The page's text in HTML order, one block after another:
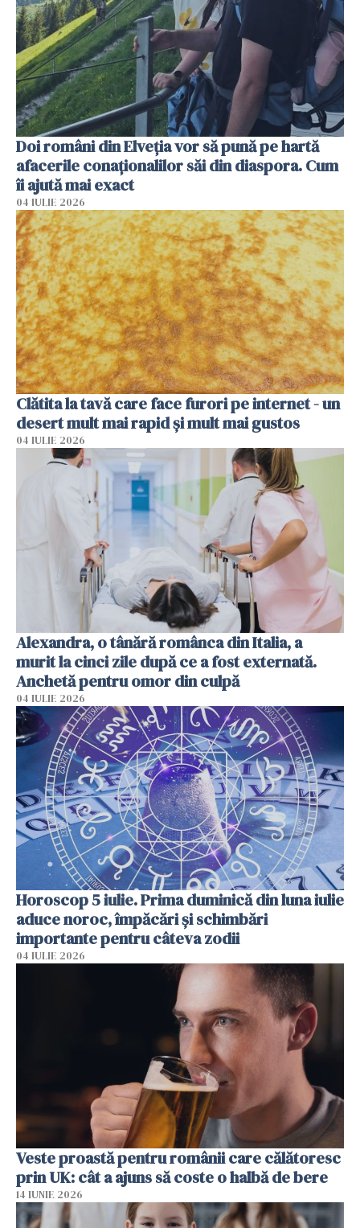
Doi români din Elveția vor să pună pe hartă
afacerile conaționalilor săi din diaspora. Cum
îi ajută mai exact
04 IULIE 2026
Clătita la tavă care face furori pe internet - un
desert mult mai rapid și mult mai gustos
04 IULIE 2026
Alexandra, o tânără românca din Italia, a
murit la cinci zile după ce a fost externată.
Anchetă pentru omor din culpă
04 IULIE 2026
Horoscop 5 iulie. Prima duminică din luna iulie
aduce noroc, împăcări și schimbări
importante pentru câteva zodii
04 IULIE 2026
Veste proastă pentru românii care călătoresc
prin UK: cât a ajuns să coste o halbă de bere
14 IUNIE 2026